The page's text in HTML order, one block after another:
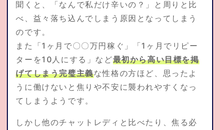
聞くと、「なんで私だけ辛いの？」と周りと比
べ、益々落ち込んでしまう原因となってしまう
のです。
また「1ヶ月で〇〇万円稼ぐ」「1ヶ月でリピー
ターを10人にする」など最初から高い目標を掲
げてしまう完璧主義な性格の方ほど、思ったよ
うに働けないと焦りや不安に襲われやすくなっ
てしまうようです。
しかし他のチャットレディと比べたり、焦る必